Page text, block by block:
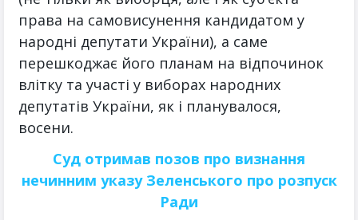
права на самовисунення кандидатом у
народні депутати України), а саме
перешкоджає його планам на відпочинок
влітку та участі у виборах народних
депутатів України, як і планувалося,
восени.
Суд отримав позов про визнання
нечинним указу Зеленського про розпуск
Ради